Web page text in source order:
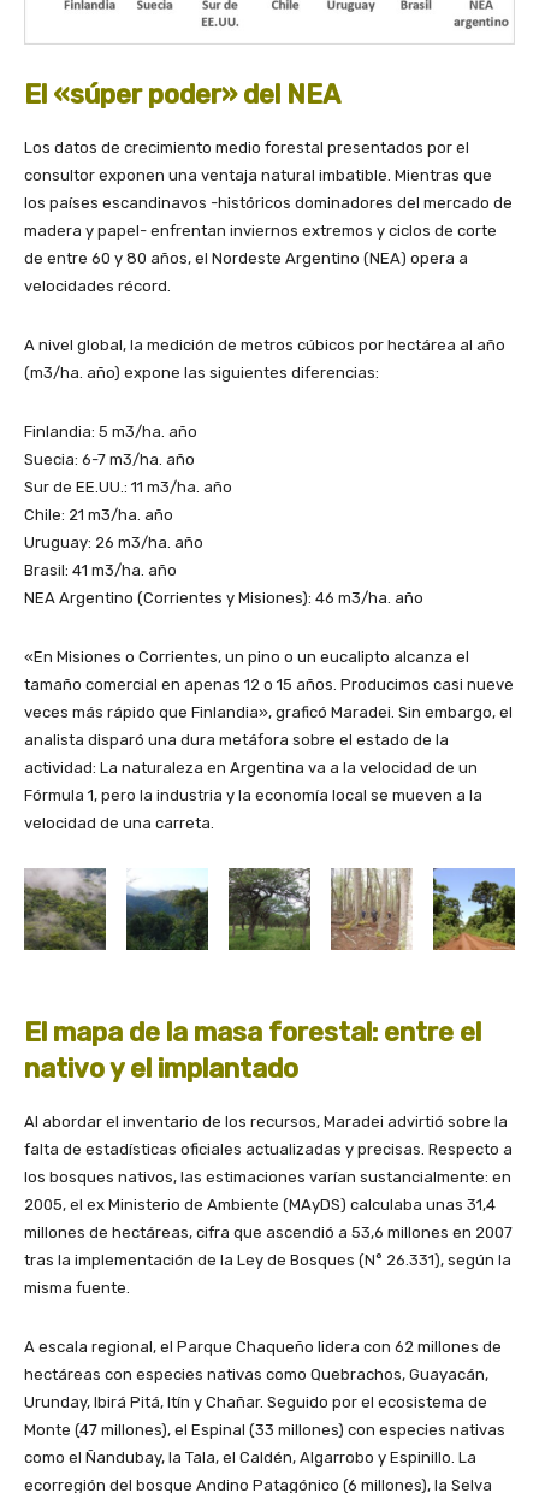
El «súper poder» del NEA
Los datos de crecimiento medio forestal presentados por el
consultor exponen una ventaja natural imbatible. Mientras que
los países escandinavos -históricos dominadores del mercado de
madera y papel- enfrentan inviernos extremos y ciclos de corte
de entre 60 y 80 años, el Nordeste Argentino (NEA) opera a
velocidades récord.
A nivel global, la medición de metros cúbicos por hectárea al año
(m3/ha. año) expone las siguientes diferencias:
Finlandia: 5 m3/ha. año
Suecia: 6-7 m3/ha. año
Sur de EE.UU.: 11 m3/ha. año
Chile: 21 m3/ha. año
Uruguay: 26 m3/ha. año
Brasil: 41 m3/ha. año
NEA Argentino (Corrientes y Misiones): 46 m3/ha. año
«En Misiones o Corrientes, un pino o un eucalipto alcanza el
tamaño comercial en apenas 12 o 15 años. Producimos casi nueve
veces más rápido que Finlandia», graficó Maradei. Sin embargo, el
analista disparó una dura metáfora sobre el estado de la
actividad: La naturaleza en Argentina va a la velocidad de un
Fórmula 1, pero la industria y la economía local se mueven a la
velocidad de una carreta.
El mapa de la masa forestal: entre el
nativo y el implantado
Al abordar el inventario de los recursos, Maradei advirtió sobre la
falta de estadísticas oficiales actualizadas y precisas. Respecto a
los bosques nativos, las estimaciones varían sustancialmente: en
2005, el ex Ministerio de Ambiente (MAyDS) calculaba unas 31,4
millones de hectáreas, cifra que ascendió a 53,6 millones en 2007
tras la implementación de la Ley de Bosques (N° 26.331), según la
misma fuente.
A escala regional, el Parque Chaqueño lidera con 62 millones de
hectáreas con especies nativas como Quebrachos, Guayacán,
Urunday, Ibirá Pitá, Itín y Chañar. Seguido por el ecosistema de
Monte (47 millones), el Espinal (33 millones) con especies nativas
como el Ñandubay, la Tala, el Caldén, Algarrobo y Espinillo. La
ecorregión del bosque Andino Patagónico (6 millones), la Selva